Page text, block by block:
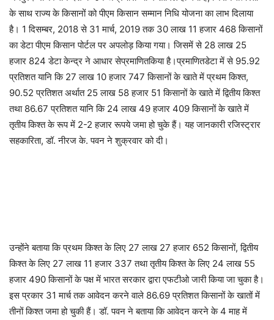
के साथ राज्य के किसानों को पीएम किसान सम्मान निधि योजना का लाभ दिलाया
है। 1 दिसम्बर, 2018 से 31 मार्च, 2019 तक 30 लाख 11 हजार 468 किसानों
का डेटा पीएम किसान पोर्टल पर अपलोड़ किया गया। जिसमें से 28 लाख 25
हजार 824 डेटा केन्द्र ने आधार सेप्रमाणितकिया है।प्रमाणितडेटा में से 95.92
प्रतिशत यानि कि 27 लाख 10 हजार 747 किसानों के खाते में प्रथम किश्त,
90.52 प्रतिशत अर्थात 25 लाख 58 हजार 51 किसानों के खाते में द्वितीय किश्त
तथा 86.67 प्रतिशत यानि कि 24 लाख 49 हजार 409 किसानों के खाते में
तृतीय किश्त के रूप में 2-2 हजार रूपये जमा हो चुके हैं। यह जानकारी रजिस्ट्रार
सहकारिता, डॉ. नीरज के. पवन ने शुक्रवार को दी।
उन्होंने बताया कि प्रथम किश्त के लिए 27 लाख 27 हजार 652 किसानों, द्वितीय
किश्त के लिए 27 लाख 11 हजार 337 तथा तृतीय किश्त के लिए 24 लाख 55
हजार 490 किसानों के पक्ष में भारत सरकार द्वारा एफटीओ जारी किया जा चुका है।
इस प्रकार 31 मार्च तक आवेदन करने वाले 86.69 प्रतिशत किसानों के खातों में
तीनों किश्त जमा हो चुकी हैं। डॉ. पवन ने बताया कि आवेदन करने के 4 माह में